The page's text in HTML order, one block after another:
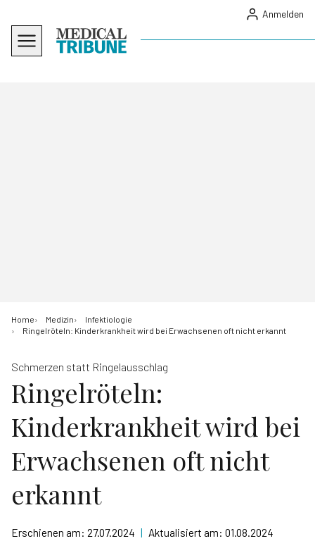
Anmelden
Home Medizin
Infektiologie
Ringelröteln: Kinderkrankheit wird bei Erwachsenen oft nicht erkannt
Schmerzen statt Ringelausschlag
Ringelröteln:
Kinderkrankheit wird bei
Erwachsenen oft nicht
erkannt
Erschienen am: 27.07.2024 | Aktualisiert am: 01.08.2024